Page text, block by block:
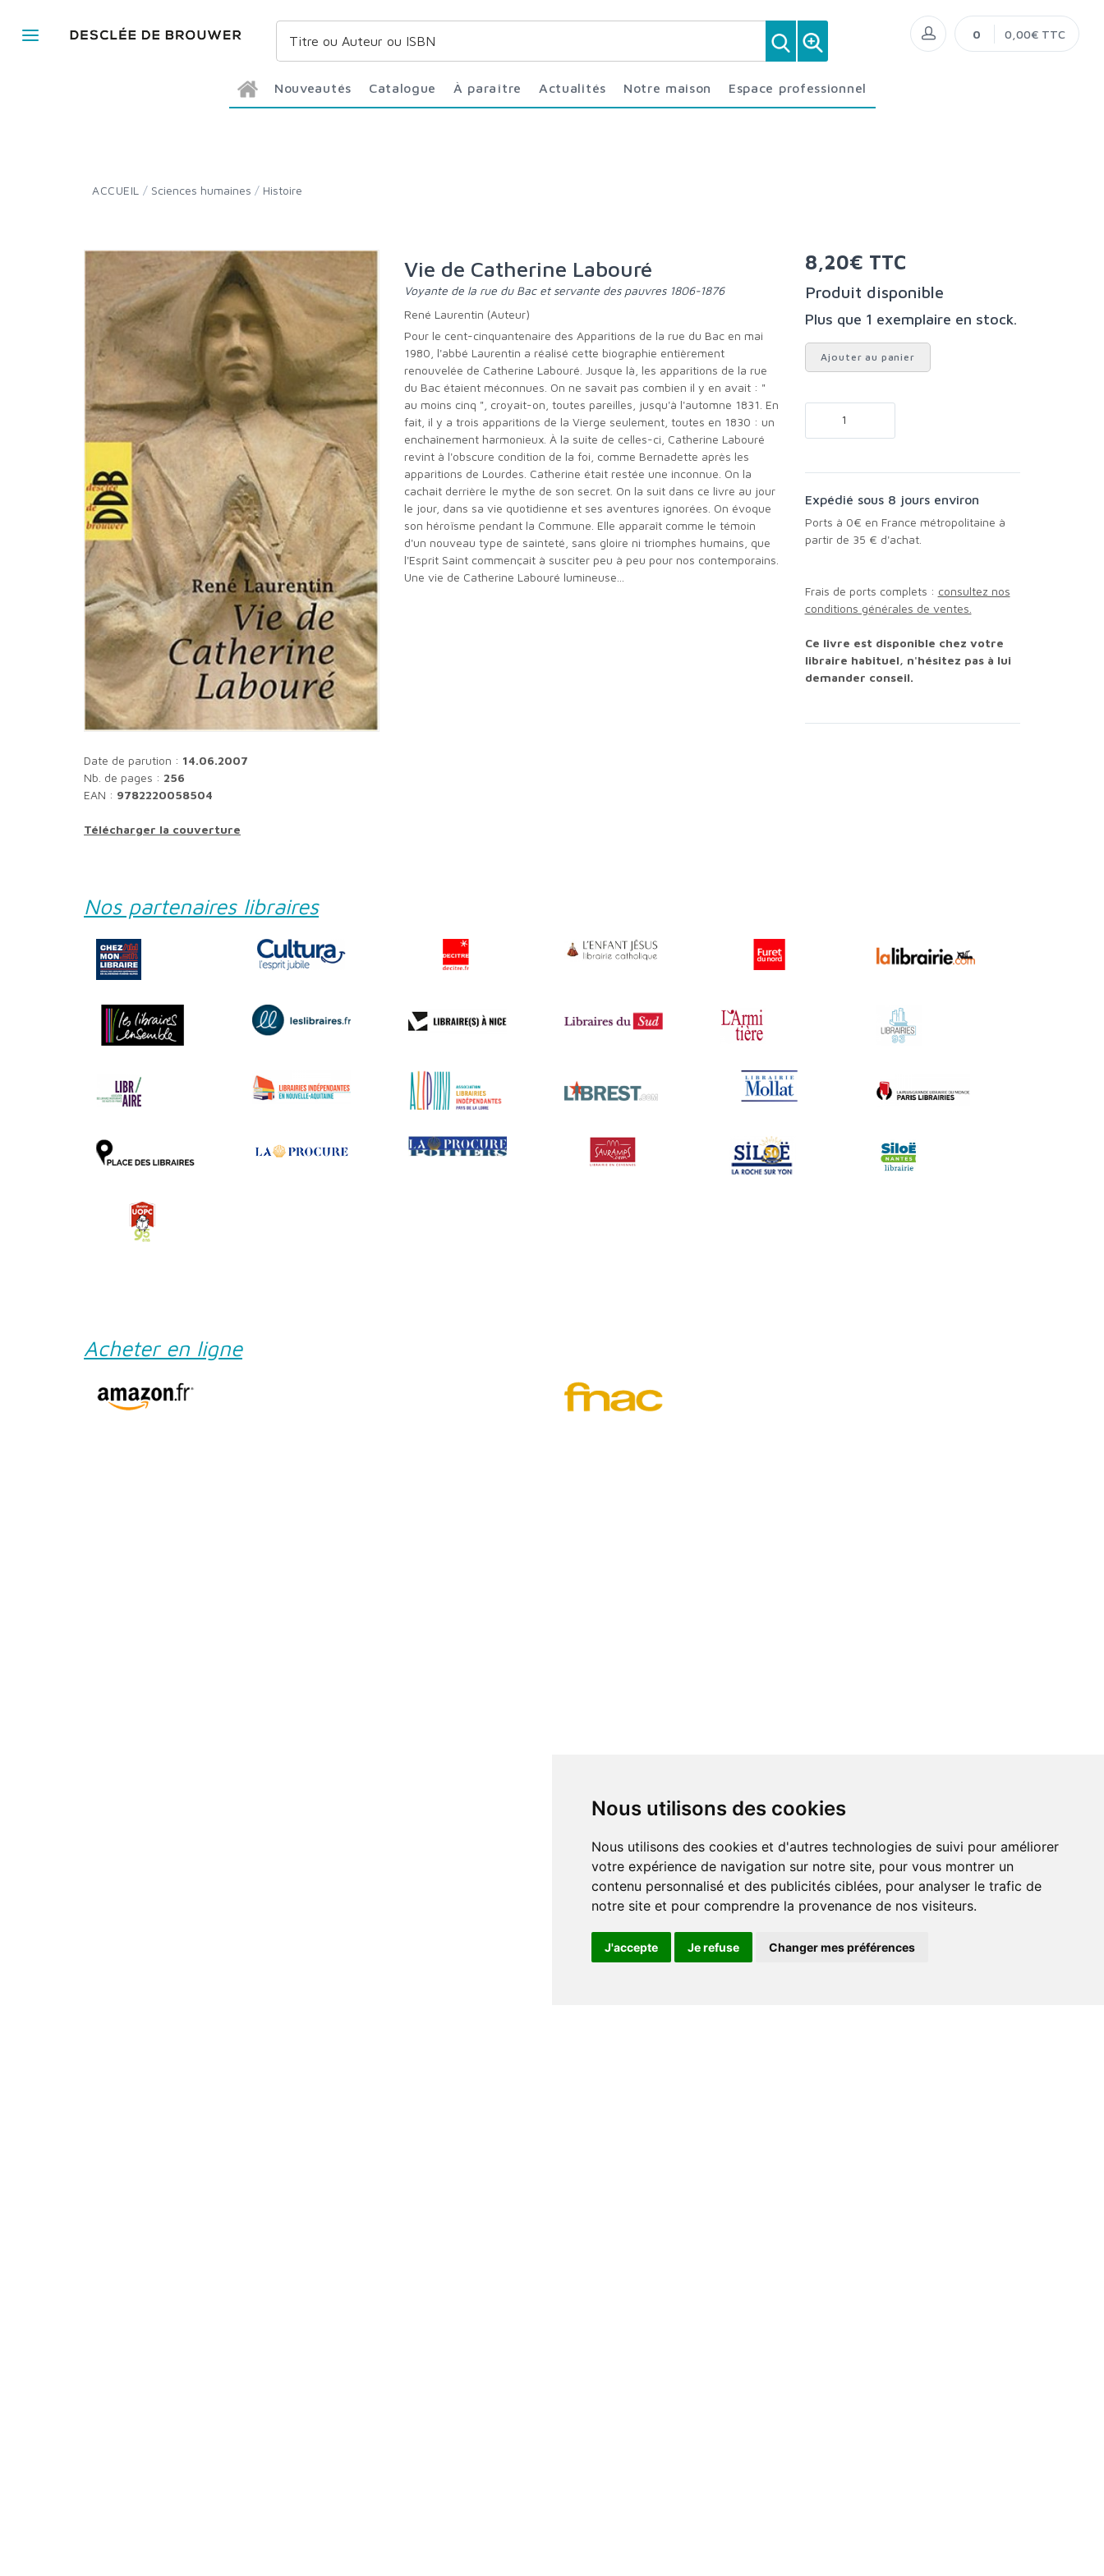
Nous utilisons des cookies
Nous utilisons des cookies et d'autres technologies de suivi pour améliorer
votre expérience de navigation sur notre site, pour vous montrer un
contenu personnalisé et des publicités ciblées, pour analyser le trafic de
notre site et pour comprendre la provenance de nos visiteurs.
J'accepte Je refuse Changer mes préférences
Nouveautés Catalogue À paraître Actualités Notre maison Espace professionnel
0 0,00€ TTC
ACCUEIL / Sciences humaines / Histoire
Date de parution : 14.06.2007
Nb. de pages : 256
EAN : 9782220058504
Télécharger la couverture
Vie de Catherine Labouré
Voyante de la rue du Bac et servante des pauvres 1806-1876
René Laurentin (Auteur)
Pour le cent-cinquantenaire des Apparitions de la rue du Bac en mai
1980, l'abbé Laurentin a réalisé cette biographie entièrement
renouvelée de Catherine Labouré. Jusque là, les apparitions de la rue
du Bac étaient méconnues. On ne savait pas combien il y en avait : "
au moins cinq ", croyait-on, toutes pareilles, jusqu'à l'automne 1831. En
fait, il y a trois apparitions de la Vierge seulement, toutes en 1830 : un
enchaînement harmonieux. À la suite de celles-ci, Catherine Labouré
revint à l'obscure condition de la foi, comme Bernadette après les
apparitions de Lourdes. Catherine était restée une inconnue. On la
cachait derrière le mythe de son secret. On la suit dans ce livre au jour
le jour, dans sa vie quotidienne et ses aventures ignorées. On évoque
son héroïsme pendant la Commune. Elle apparaît comme le témoin
d'un nouveau type de sainteté, sans gloire ni triomphes humains, que
l'Esprit Saint commençait à susciter peu à peu pour nos contemporains.
Une vie de Catherine Labouré lumineuse...
8,20€ TTC
Produit disponible
Plus que 1 exemplaire en stock.
Ajouter au panier
Expédié sous 8 jours environ
Ports à 0€ en France métropolitaine à
partir de 35 € d'achat.
Frais de ports complets : consultez nos
conditions générales de ventes.
Ce livre est disponible chez votre
libraire habituel, n'hésitez pas à lui
demander conseil.
Nos partenaires libraires
Acheter en ligne